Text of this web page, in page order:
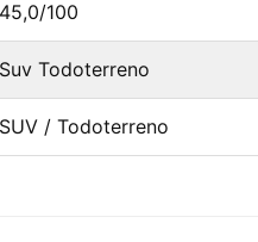
45,0/100
Suv Todoterreno
SUV / Todoterreno